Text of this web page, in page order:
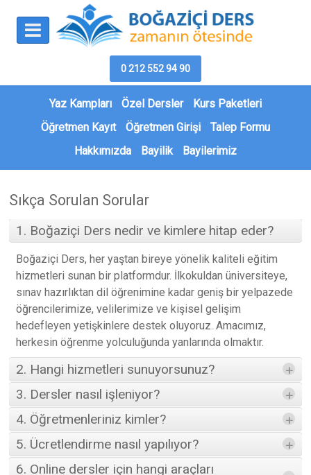
0 212 552 94 90
Yaz Kampları Özel Dersler
Kurs Paketleri
Öğretmen Kayıt
Öğretmen Girişi
Talep Formu
Hakkımızda
Bayilik Bayilerimiz
Sıkça Sorulan Sorular
1. Boğaziçi Ders nedir ve kimlere hitap eder?
Boğaziçi Ders, her yaştan bireye yönelik kaliteli eğitim
hizmetleri sunan bir platformdur. İlkokuldan üniversiteye,
sınav hazırlıktan dil öğrenimine kadar geniş bir yelpazede
öğrencilerimize, velilerimize ve kişisel gelişim
hedefleyen yetişkinlere destek oluyoruz. Amacımız,
herkesin öğrenme yolculuğunda yanlarında olmaktır.
2. Hangi hizmetleri sunuyorsunuz?
+
3. Dersler nasıl işleniyor?
+
4. Öğretmenleriniz kimler?
+
5. Ücretlendirme nasıl yapılıyor?
+
6. Online dersler için hangi araçları